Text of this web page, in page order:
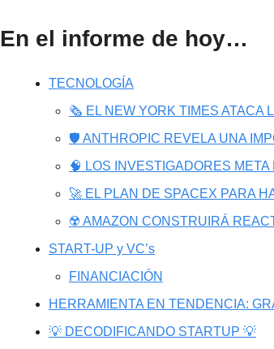
En el informe de hoy…
TECNOLOGÍA
🗞️ EL NEW YORK TIMES ATACA
🛡️ ANTHROPIC REVELA UNA
🧠 LOS INVESTIGADORES
🚀 EL PLAN DE SPACEX PARA
☢️ AMAZON CONSTRUIRÁ
START-UP y VC’s
FINANCIACIÓN
HERRAMIENTA EN TENDENCIA:
💡 DECODIFICANDO STARTUP 💡